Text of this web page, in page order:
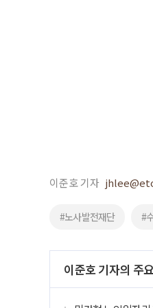
이준호 기자
#노사발전재단 #
이준호 기자의 주